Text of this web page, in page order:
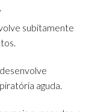
subitamente
aguda.